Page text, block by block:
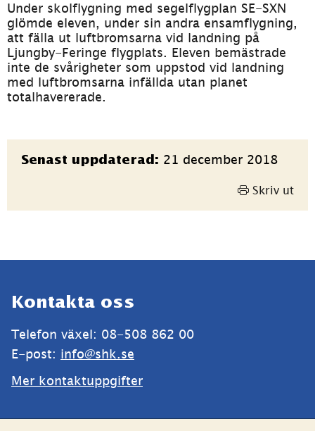
Under skolflygning med segelflygplan SE-SXN
glömde eleven, under sin andra ensamflygning,
att fälla ut luftbromsarna vid landning på
Ljungby-Feringe flygplats. Eleven bemästrade
inte de svårigheter som uppstod vid landning
med luftbromsarna infällda utan planet
totalhavererade.
Sidinformation
Senast uppdaterad: 21 december 2018
Skriv ut
Kontakta oss
Telefon växel: 08-508 862 00
E-post: info@shk.se
Mer kontaktuppgifter